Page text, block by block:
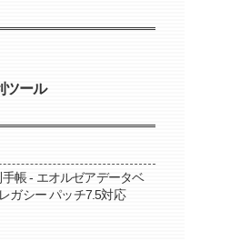
ツール
手帳 - エオルゼアデータベ
ガシー パッチ7.5対応